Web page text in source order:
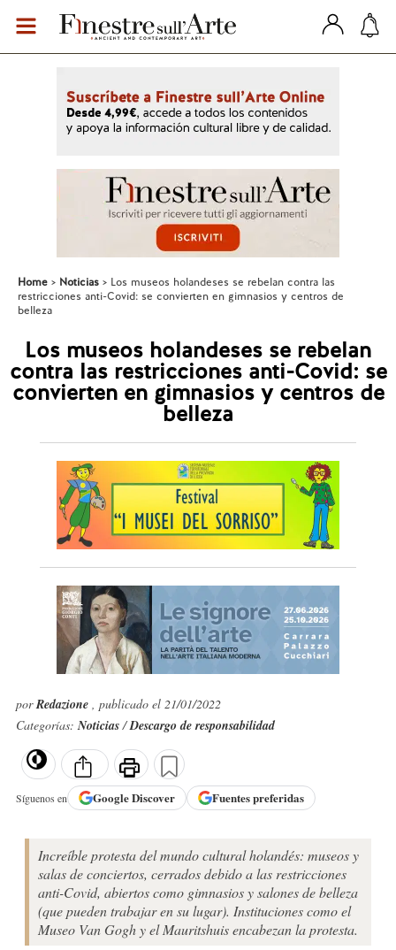
Home Noticias
Los museos holandeses se rebelan contra las
restricciones anti-Covid: se convierten en gimnasios y centros de
belleza
Los museos holandeses se rebelan
contra las restricciones anti-Covid: se
convierten en gimnasios y centros de
belleza
porRedazione , publicado el 21/01/2022
Categorías:Noticias/Descargo de responsabilidad
Síguenos en GoogleDiscover Fuentes preferidas
Increíble protesta del mundo cultural holandés: museos y
salas de conciertos, cerrados debido a las restricciones
anti-Covid, abiertos como gimnasios y salones de belleza
(que pueden trabajar en su lugar). Instituciones como el
Museo Van Gogh y el Mauritshuis encabezan la protesta.